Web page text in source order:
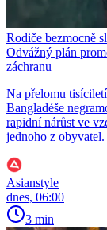
Rodiče bezmocně
Odvážný plán
záchranu
Na přelomu
Bangladéše
rapidní nárůst ve
jednoho z obyvatel.
Asianstyle
dnes, 06:00
3 min